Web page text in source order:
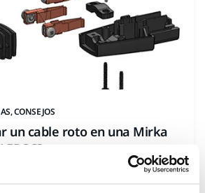
CONSEJOS
un cable roto en una Mirka